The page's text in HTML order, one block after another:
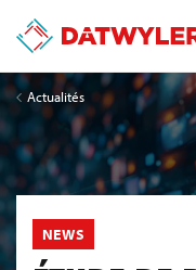
Actualités
NEWS